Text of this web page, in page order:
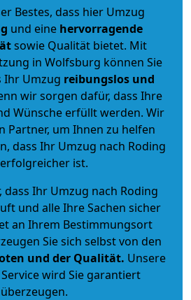
Bestes, dass hier Umzug
und eine hervorragende
sowie Qualität bietet. Mit
in Wolfsburg können Sie
Ihr Umzug reibungslos und
wir sorgen dafür, dass Ihre
Wünsche erfüllt werden. Wir
Partner, um Ihnen zu helfen
dass Ihr Umzug nach Roding
ist.
Ihr Umzug nach Roding
und alle Ihre Sachen sicher
an Ihrem Bestimmungsort
Sie sich selbst von den
und der Qualität. Unsere
wird Sie garantiert
überzeugen.